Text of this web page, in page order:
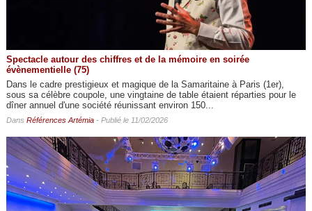
Spectacle autour des chiffres et de la mémoire en soirée
évènementielle (75)
Dans le cadre prestigieux et magique de la Samaritaine à Paris (1er),
sous sa célèbre coupole, une vingtaine de table étaient réparties pour le
dîner annuel d'une société réunissant environ 150...
Dans Références Artémia- Publié le 11/02/2026